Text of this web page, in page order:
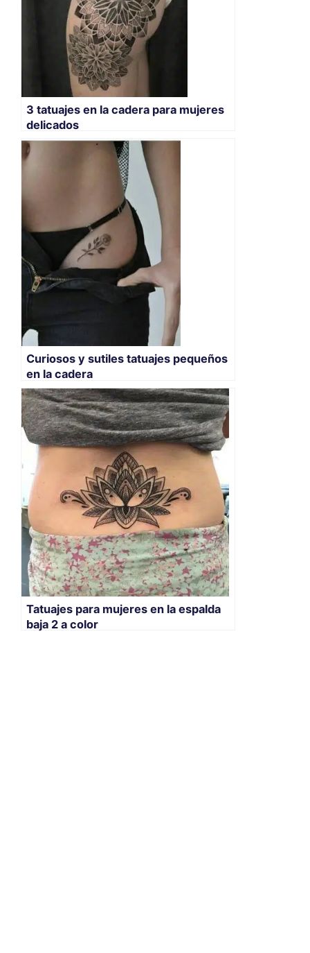
3 tatuajes en la cadera para mujeres
delicados
Curiosos y sutiles tatuajes pequeños
en la cadera
Tatuajes para mujeres en la espalda
baja 2 a color